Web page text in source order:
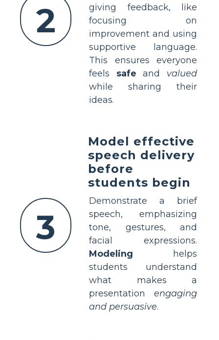
2
giving feedback, like
focusing on
improvement and using
supportive language.
This ensures everyone
feels safe and valued
while sharing their
ideas.
3
Model effective
speech delivery
before
students begin
Demonstrate a brief
speech, emphasizing
tone, gestures, and
facial expressions.
Modeling helps
students understand
what makes a
presentation engaging
and persuasive.